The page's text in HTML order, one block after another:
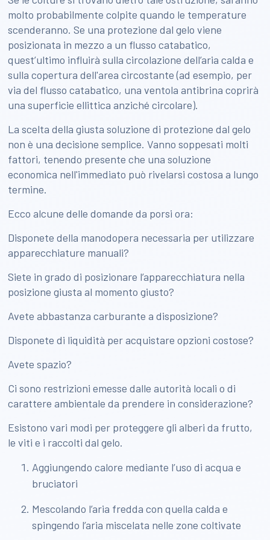
molto probabilmente colpite quando le temperature
scenderanno. Se una protezione dal gelo viene
posizionata in mezzo a un flusso catabatico,
quest’ultimo influirà sulla circolazione dell’aria calda e
sulla copertura dell'area circostante (ad esempio, per
via del flusso catabatico, una ventola antibrina coprirà
una superficie ellittica anziché circolare).
La scelta della giusta soluzione di protezione dal gelo
non è una decisione semplice. Vanno soppesati molti
fattori, tenendo presente che una soluzione
economica nell'immediato può rivelarsi costosa a lungo
termine.
Ecco alcune delle domande da porsi ora:
Disponete della manodopera necessaria per utilizzare
apparecchiature manuali?
Siete in grado di posizionare l’apparecchiatura nella
posizione giusta al momento giusto?
Avete abbastanza carburante a disposizione?
Disponete di liquidità per acquistare opzioni costose?
Avete spazio?
Ci sono restrizioni emesse dalle autorità locali o di
carattere ambientale da prendere in considerazione?
Esistono vari modi per proteggere gli alberi da frutto,
le viti e i raccolti dal gelo.
Aggiungendo calore mediante l’uso di acqua e
bruciatori
Mescolando l’aria fredda con quella calda e
spingendo l’aria miscelata nelle zone coltivate